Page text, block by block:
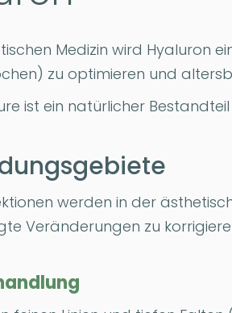
Medizin wird Hyaluron
zu optimieren und
ist ein natürlicher
werden in der
Veränderungen zu